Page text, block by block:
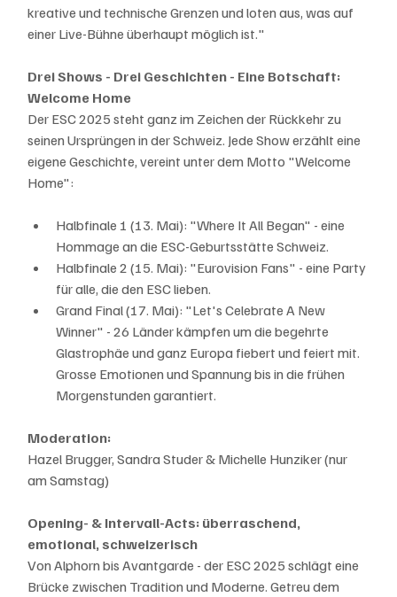
kreative und technische Grenzen und loten aus, was auf
einer Live-Bühne überhaupt möglich ist."
Drei Shows - Drei Geschichten - Eine Botschaft:
Welcome Home
Der ESC 2025 steht ganz im Zeichen der Rückkehr zu
seinen Ursprüngen in der Schweiz. Jede Show erzählt eine
eigene Geschichte, vereint unter dem Motto "Welcome
Home":
Halbfinale 1 (13. Mai): "Where It All Began" - eine
Hommage an die ESC-Geburtsstätte Schweiz.
Halbfinale 2 (15. Mai): "Eurovision Fans" - eine Party
für alle, die den ESC lieben.
Grand Final (17. Mai): "Let's Celebrate A New
Winner" - 26 Länder kämpfen um die begehrte
Glastrophäe und ganz Europa fiebert und feiert mit.
Grosse Emotionen und Spannung bis in die frühen
Morgenstunden garantiert.
Moderation:
Hazel Brugger, Sandra Studer & Michelle Hunziker (nur
am Samstag)
Opening- & Intervall-Acts: überraschend,
emotional, schweizerisch
Von Alphorn bis Avantgarde - der ESC 2025 schlägt eine
Brücke zwischen Tradition und Moderne. Getreu dem